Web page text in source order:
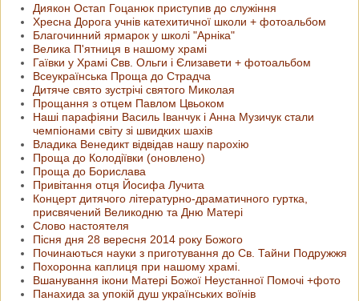
Диякон Остап Гоцанюк приступив до служіння
Хресна Дорога учнів катехитичної школи + фотоальбом
Благочинний ярмарок у школі "Арніка"
Велика П'ятниця в нашому храмі
Гаївки у Храмі Свв. Ольги і Єлизавети + фотоальбом
Всеукраїнська Проща до Страдча
Дитяче свято зустрічі святого Миколая
Прощання з отцем Павлом Цвьоком
Наші парафіяни Василь Іванчук і Анна Музичук стали
чемпіонами світу зі швидких шахів
Владика Венедикт відвідав нашу парохію
Проща до Колодіївки (оновлено)
Проща до Борислава
Привітання отця Йосифа Лучита
Концерт дитячого літературно-драматичного гуртка,
присвячений Великодню та Дню Матері
Слово настоятеля
Пісня дня 28 вересня 2014 року Божого
Починаються науки з приготування до Св. Тайни Подружжя
Похоронна каплиця при нашому храмі.
Вшанування ікони Матері Божої Неустанної Помочі +фото
Панахида за упокій душ українських воїнів